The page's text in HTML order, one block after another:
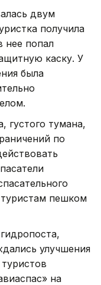
двум
получила
нее попал
каску. У
была
густого тумана,
по
пешком
улучшения
на